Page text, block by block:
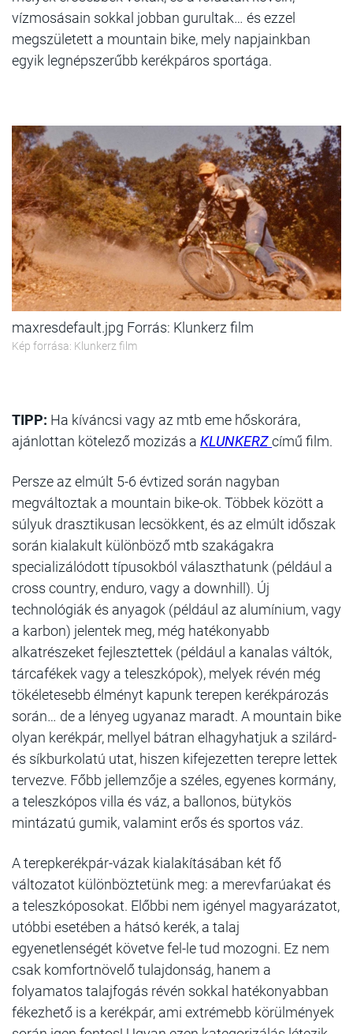
vízmosásain sokkal jobban gurultak… és ezzel
megszületett a mountain bike, mely napjainkban
egyik legnépszerűbb kerékpáros sportága.
maxresdefault.jpg Forrás: Klunkerz film
Kép forrása: Klunkerz film
TIPP: Ha kíváncsi vagy az mtb eme hőskorára,
ajánlottan kötelező mozizás a KLUNKERZcímű film.
Persze az elmúlt 5-6 évtized során nagyban
megváltoztak a mountain bike-ok. Többek között a
súlyuk drasztikusan lecsökkent, és az elmúlt időszak
során kialakult különböző mtb szakágakra
specializálódott típusokból választhatunk (például a
cross country, enduro, vagy a downhill). Új
technológiák és anyagok (például az alumínium, vagy
a karbon) jelentek meg, még hatékonyabb
alkatrészeket fejlesztettek (például a kanalas váltók,
tárcafékek vagy a teleszkópok), melyek révén még
tökéletesebb élményt kapunk terepen kerékpározás
során… de a lényeg ugyanaz maradt. A mountain bike
olyan kerékpár, mellyel bátran elhagyhatjuk a szilárd-
és síkburkolatú utat, hiszen kifejezetten terepre lettek
tervezve. Főbb jellemzője a széles, egyenes kormány,
a teleszkópos villa és váz, a ballonos, bütykös
mintázatú gumik, valamint erős és sportos váz.
A terepkerékpár-vázak kialakításában két fő
változatot különböztetünk meg: a merevfarúakat és
a teleszkóposokat. Előbbi nem igényel magyarázatot,
utóbbi esetében a hátsó kerék, a talaj
egyenetlenségét követve fel-le tud mozogni. Ez nem
csak komfortnövelő tulajdonság, hanem a
folyamatos talajfogás révén sokkal hatékonyabban
fékezhető is a kerékpár, ami extrémebb körülmények